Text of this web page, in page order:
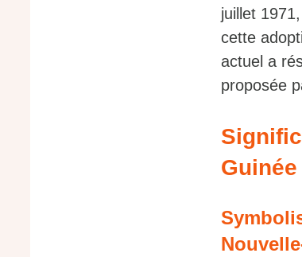
juillet
cette
actuel a
proposée
Guinée